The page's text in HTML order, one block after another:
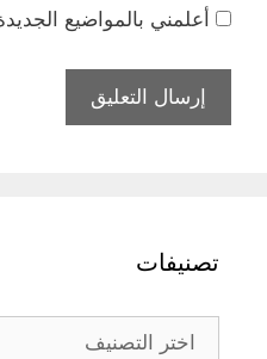
أعلمني بالمواضيع
تصنيفات
تصنيفات